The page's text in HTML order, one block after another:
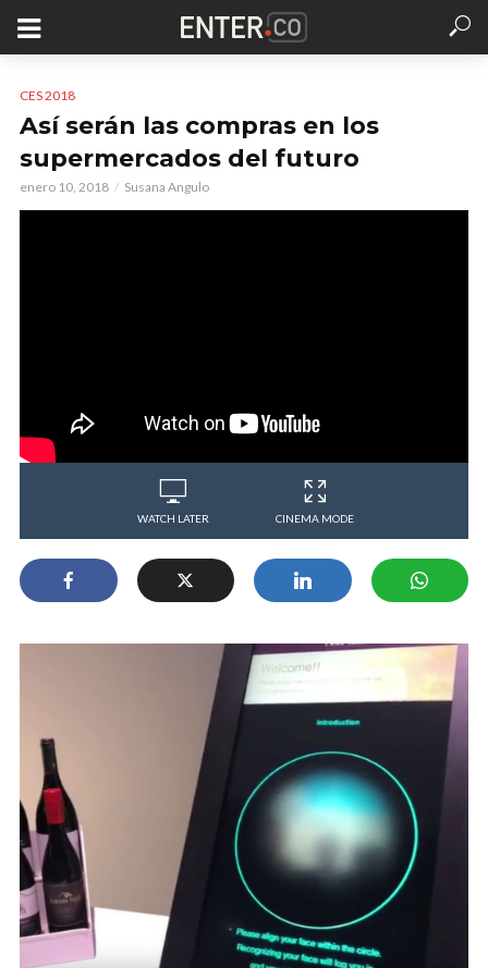
CES 2018
Así serán las compras en los
supermercados del futuro
enero 10, 2018 Susana Angulo
WATCH LATER CINEMA MODE